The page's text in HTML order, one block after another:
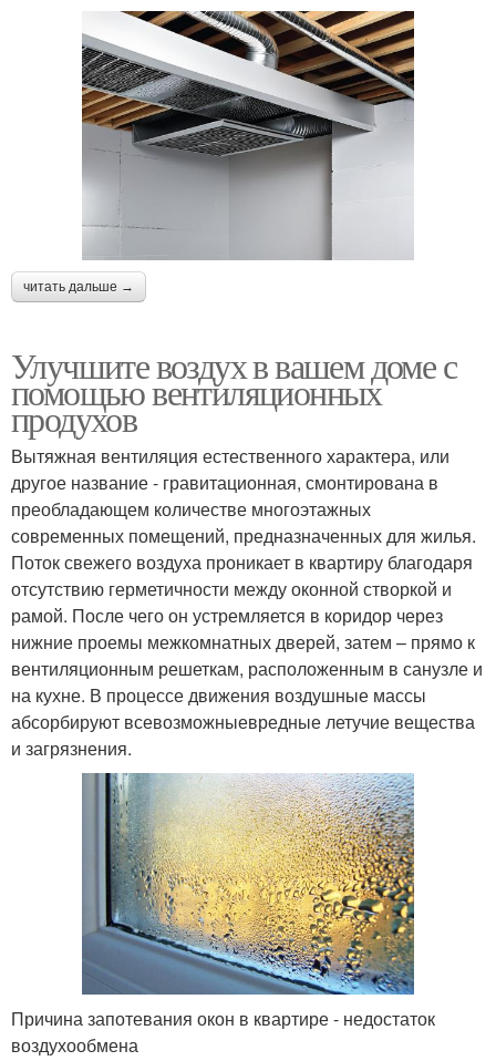
читать дальше →
Улучшите воздух в вашем доме с
помощью вентиляционных
продухов
Вытяжная вентиляция естественного характера, или
другое название - гравитационная, смонтирована в
преобладающем количестве многоэтажных
современных помещений, предназначенных для жилья.
Поток свежего воздуха проникает в квартиру благодаря
отсутствию герметичности между оконной створкой и
рамой. После чего он устремляется в коридор через
нижние проемы межкомнатных дверей, затем – прямо к
вентиляционным решеткам, расположенным в санузле и
на кухне. В процессе движения воздушные массы
абсорбируют всевозможныевредные летучие вещества
и загрязнения.
Причина запотевания окон в квартире - недостаток
воздухообмена